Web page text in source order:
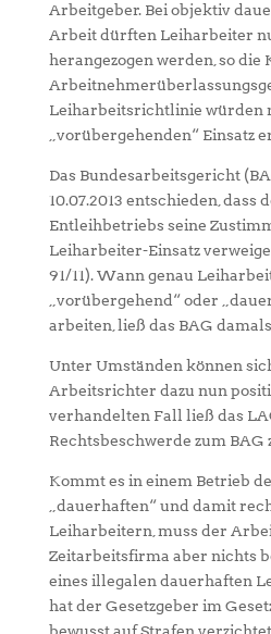
Arbeitgeber. Bei objektiv
Arbeit dürften Leiharbeiter
herangezogen werden, so die
Leiharbeitsrichtlinie würden
„vorübergehenden“ Einsatz
Das Bundesarbeitsgericht
10.07.2013 entschieden, dass
Entleihbetriebs seine
Leiharbeiter-Einsatz
91/11). Wann genau
„vorübergehend“ oder
arbeiten, ließ das BAG
Unter Umständen können
Arbeitsrichter dazu nun
verhandelten Fall ließ das
Rechtsbeschwerde zum BAG
Kommt es in einem Betrieb
„dauerhaften“ und damit
Leiharbeitern, muss der
Zeitarbeitsfirma aber nichts
eines illegalen dauerhaften
hat der Gesetzgeber im